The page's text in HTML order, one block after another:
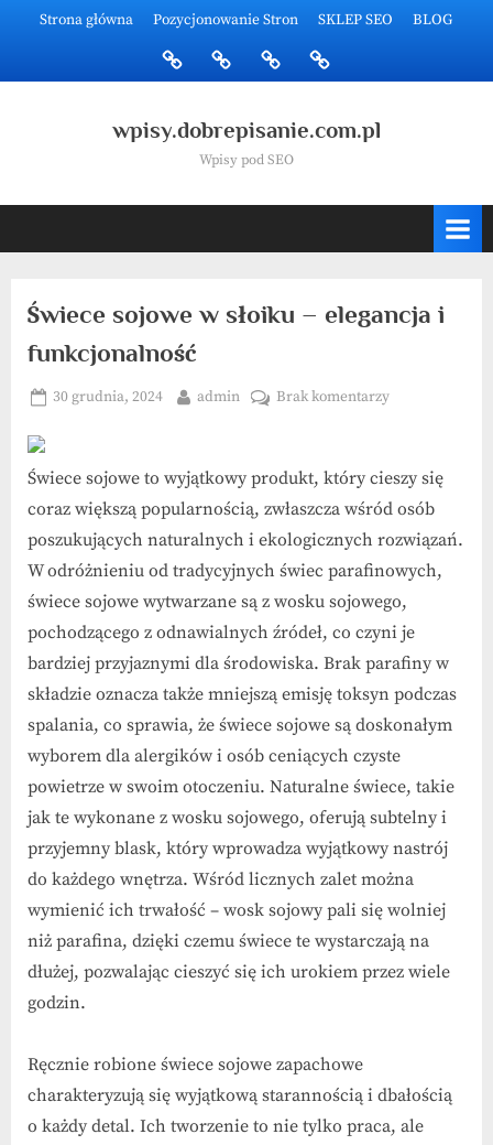
content
Strona główna Pozycjonowanie Stron SKLEP SEO BLOG
Strona
główna
Pozycjonowanie
Stron
SKLEP
SEO
BLOG
wpisy.dobrepisanie.com.pl
Wpisy pod SEO
Świece sojowe w słoiku – elegancja i
funkcjonalność
Posted
30 grudnia, 2024 By
admin Brak komentarzydo
w
słoiku
elegancja
i
funkcjonalność
Świece sojowe to wyjątkowy produkt, który cieszy się
coraz większą popularnością, zwłaszcza wśród osób
poszukujących naturalnych i ekologicznych rozwiązań.
W odróżnieniu od tradycyjnych świec parafinowych,
świece sojowe wytwarzane są z wosku sojowego,
pochodzącego z odnawialnych źródeł, co czyni je
bardziej przyjaznymi dla środowiska. Brak parafiny w
składzie oznacza także mniejszą emisję toksyn podczas
spalania, co sprawia, że świece sojowe są doskonałym
wyborem dla alergików i osób ceniących czyste
powietrze w swoim otoczeniu. Naturalne świece, takie
jak te wykonane z wosku sojowego, oferują subtelny i
przyjemny blask, który wprowadza wyjątkowy nastrój
do każdego wnętrza. Wśród licznych zalet można
wymienić ich trwałość – wosk sojowy pali się wolniej
niż parafina, dzięki czemu świece te wystarczają na
dłużej, pozwalając cieszyć się ich urokiem przez wiele
godzin.
Ręcznie robione świece sojowe zapachowe
charakteryzują się wyjątkową starannością i dbałością
o każdy detal. Ich tworzenie to nie tylko praca, ale